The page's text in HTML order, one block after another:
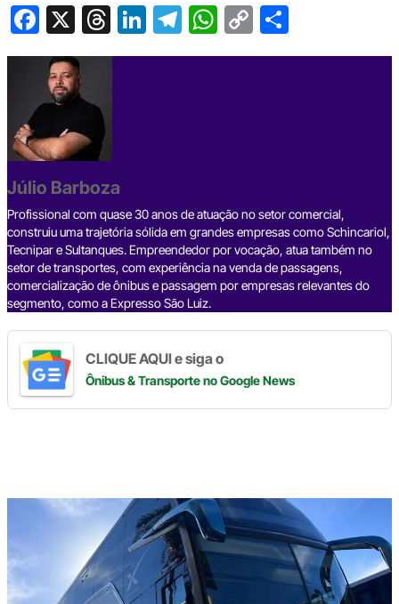
F
a
c
e
b
o
o
k
X T
hr
s
Li
n
T
el
W
h
C
o
S
h
Júlio Barboza
Profissional com quase 30 anos de atuação no setor comercial,
construiu uma trajetória sólida em grandes empresas como Schincariol,
Tecnipar e Sultanques. Empreendedor por vocação, atua também no
setor de transportes, com experiência na venda de passagens,
comercialização de ônibus e passagem por empresas relevantes do
segmento, como a Expresso São Luiz.
CLIQUE AQUI e siga o
Ônibus & Transporteno Google News
seu
mail